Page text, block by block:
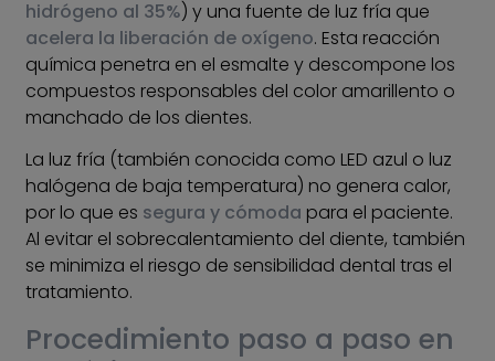
hidrógeno al 35%) y una fuente de luz fría que
acelera la liberación de oxígeno. Esta reacción
química penetra en el esmalte y descompone los
compuestos responsables del color amarillento o
manchado de los dientes.
La luz fría (también conocida como LED azul o luz
halógena de baja temperatura) no genera calor,
por lo que es segura y cómoda para el paciente.
Al evitar el sobrecalentamiento del diente, también
se minimiza el riesgo de sensibilidad dental tras el
tratamiento.
Procedimiento paso a paso en